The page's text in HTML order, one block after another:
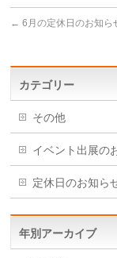
← 6月の定休日のお知ら
カテゴリー
その他
イベント出展の
定休日のお知ら
年別アーカイブ